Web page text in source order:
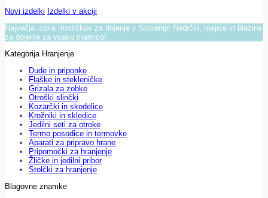
Novi izdelki Izdelki v akciji
Največja izbira modrčkov za dojenje v Sloveniji! Nedrčki, majice in blazine
za dojenje za vsako mamico!
Kategorija Hranjenje
Dude in priponke
Flaške in stekleničke
Grizala za zobke
Otroški slinčki
Kozarčki in skodelice
Krožniki in skledice
Jedilni seti za otroke
Termo posodice in termovke
Aparati za pripravo hrane
Pripomočki za hranjenje
Žličke in jedilni pribor
Stolčki za hranjenje
Blagovne znamke